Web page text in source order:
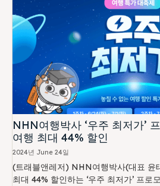
NHN여행박사 ‘우주 최저가’
여행 최대 44% 할인
2024년 June 24일
(트래블앤레저) NHN여행박사(대표 윤
최대 44% 할인하는 ‘우주 최저가’ 프로